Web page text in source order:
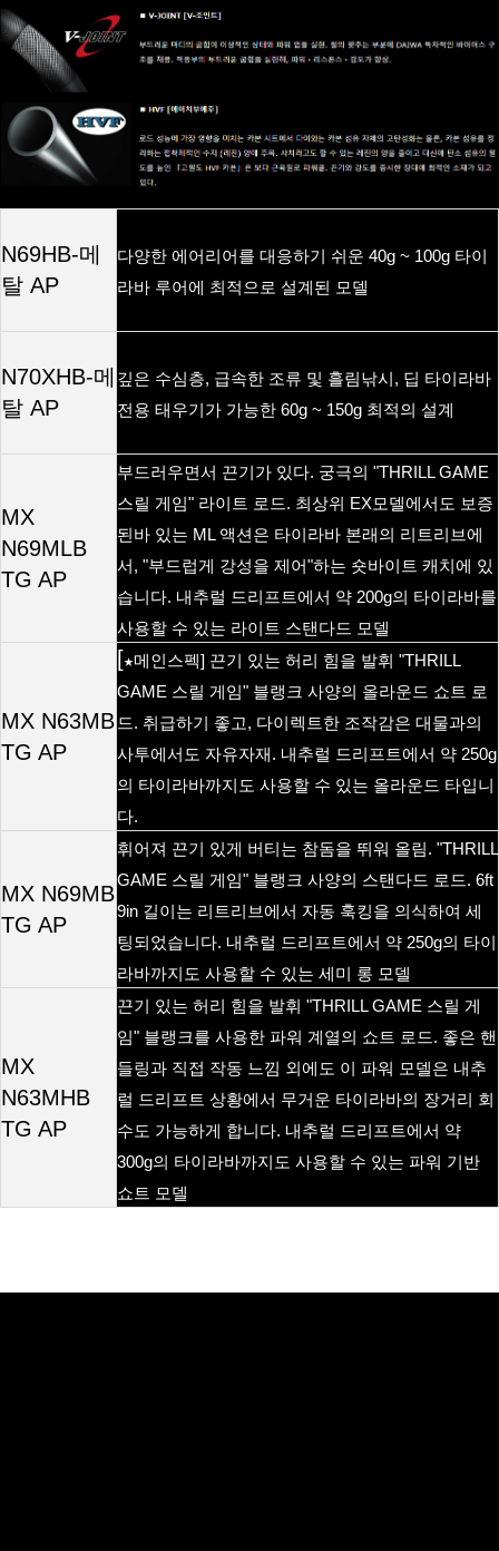
N69HB-메
탈 AP
다양한 에어리어를 대응하기 쉬운 40g ~ 100g 타이
라바 루어에 최적으로 설계된 모델
N70XHB-메
탈 AP
깊은 수심층, 급속한 조류 및 흘림낚시, 딥 타이라바
전용 태우기가 가능한 60g ~ 150g 최적의 설계
MX
N69MLB
TG AP
부드러우면서 끈기가 있다. 궁극의 "THRILL GAME
스릴 게임" 라이트 로드. 최상위 EX모델에서도 보증
된바 있는 ML 액션은 타이라바 본래의 리트리브에
서, "부드럽게 강성을 제어"하는 숏바이트 캐치에 있
습니다. 내추럴 드리프트에서 약 200g의 타이라바를
사용할 수 있는 라이트 스탠다드 모델
MX N63MB
TG AP
[★메인스펙] 끈기 있는 허리 힘을 발휘 "THRILL
GAME 스릴 게임" 블랭크 사양의 올라운드 쇼트 로
드. 취급하기 좋고, 다이렉트한 조작감은 대물과의
사투에서도 자유자재. 내추럴 드리프트에서 약 250g
의 타이라바까지도 사용할 수 있는 올라운드 타입니
다.
MX N69MB
TG AP
휘어져 끈기 있게 버티는 참돔을 뛰워 올림. "THRILL
GAME 스릴 게임" 블랭크 사양의 스탠다드 로드. 6ft
9in 길이는 리트리브에서 자동 훅킹을 의식하여 세
팅되었습니다. 내추럴 드리프트에서 약 250g의 타이
라바까지도 사용할 수 있는 세미 롱 모델
MX
N63MHB
TG AP
끈기 있는 허리 힘을 발휘 "THRILL GAME 스릴 게
임" 블랭크를 사용한 파워 계열의 쇼트 로드. 좋은 핸
들링과 직접 작동 느낌 외에도 이 파워 모델은 내추
럴 드리프트 상황에서 무거운 타이라바의 장거리 회
수도 가능하게 합니다. 내추럴 드리프트에서 약
300g의 타이라바까지도 사용할 수 있는 파워 기반
쇼트 모델